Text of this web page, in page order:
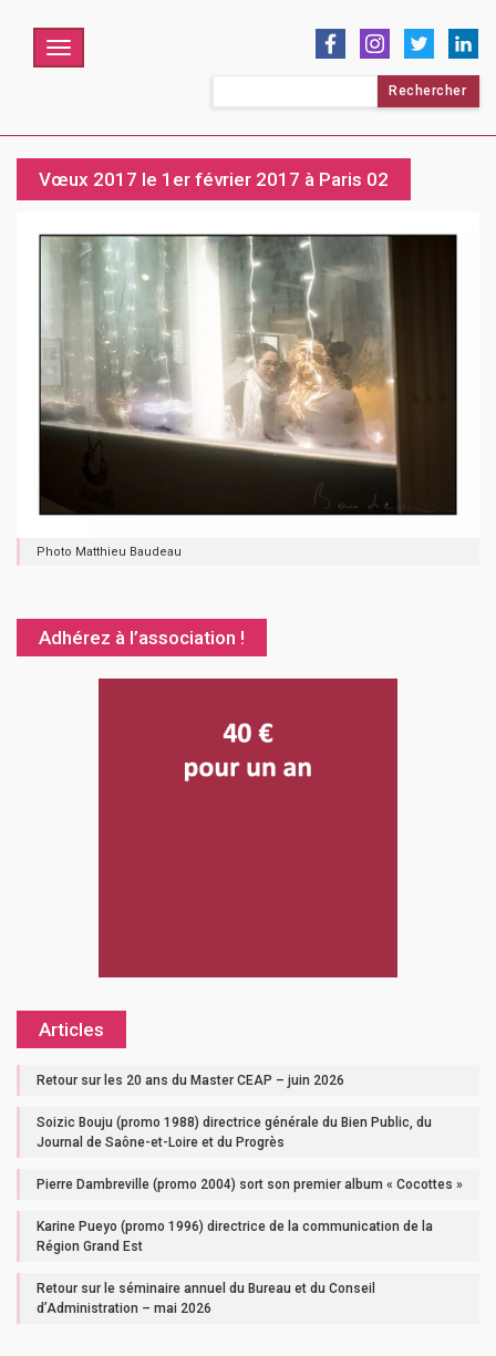
Menu
Vœux 2017 le 1er février 2017 à Paris 02
Photo Matthieu Baudeau
Adhérez à l’association !
Articles
Retour sur les 20 ans du Master CEAP – juin 2026
Soizic Bouju (promo 1988) directrice générale du Bien Public, du
Journal de Saône-et-Loire et du Progrès
Pierre Dambreville (promo 2004) sort son premier album « Cocottes »
Karine Pueyo (promo 1996) directrice de la communication de la
Région Grand Est
Retour sur le séminaire annuel du Bureau et du Conseil
d’Administration – mai 2026